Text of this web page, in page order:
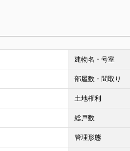
建物名・号室
部屋数・間取り
土地権利
総戸数
管理形態